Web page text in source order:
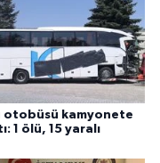
otobüsü kamyonete
1 ölü, 15 yaralı